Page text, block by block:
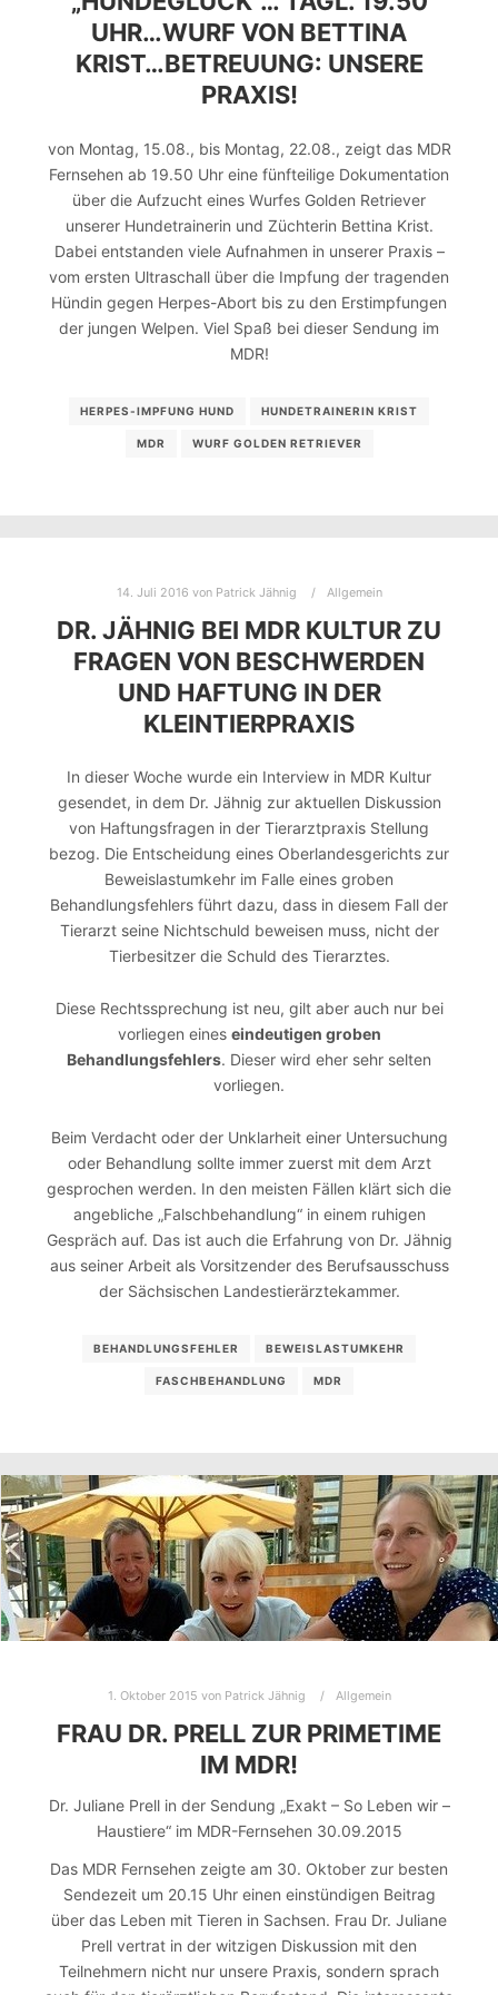
UHR…WURF VON BETTINA
KRIST…BETREUUNG: UNSERE
PRAXIS!
von Montag, 15.08., bis Montag, 22.08., zeigt das MDR
Fernsehen ab 19.50 Uhr eine fünfteilige Dokumentation
über die Aufzucht eines Wurfes Golden Retriever
unserer Hundetrainerin und Züchterin Bettina Krist.
Dabei entstanden viele Aufnahmen in unserer Praxis –
vom ersten Ultraschall über die Impfung der tragenden
Hündin gegen Herpes-Abort bis zu den Erstimpfungen
der jungen Welpen. Viel Spaß bei dieser Sendung im
MDR!
HERPES-IMPFUNG HUND HUNDETRAINERIN KRIST
MDR WURF GOLDEN RETRIEVER
14. Juli 2016 von Patrick Jähnig Allgemein
DR. JÄHNIG BEI MDR KULTUR ZU
FRAGEN VON BESCHWERDEN
UND HAFTUNG IN DER
KLEINTIERPRAXIS
In dieser Woche wurde ein Interview in MDR Kultur
gesendet, in dem Dr. Jähnig zur aktuellen Diskussion
von Haftungsfragen in der Tierarztpraxis Stellung
bezog. Die Entscheidung eines Oberlandesgerichts zur
Beweislastumkehr im Falle eines groben
Behandlungsfehlers führt dazu, dass in diesem Fall der
Tierarzt seine Nichtschuld beweisen muss, nicht der
Tierbesitzer die Schuld des Tierarztes.
Diese Rechtssprechung ist neu, gilt aber auch nur bei
vorliegen eines eindeutigen groben
Behandlungsfehlers. Dieser wird eher sehr selten
vorliegen.
Beim Verdacht oder der Unklarheit einer Untersuchung
oder Behandlung sollte immer zuerst mit dem Arzt
gesprochen werden. In den meisten Fällen klärt sich die
angebliche „Falschbehandlung“ in einem ruhigen
Gespräch auf. Das ist auch die Erfahrung von Dr. Jähnig
aus seiner Arbeit als Vorsitzender des Berufsausschuss
der Sächsischen Landestierärztekammer.
BEHANDLUNGSFEHLER BEWEISLASTUMKEHR
FASCHBEHANDLUNG MDR
1. Oktober 2015 von Patrick Jähnig Allgemein
FRAU DR. PRELL ZUR PRIMETIME
IM MDR!
Dr. Juliane Prell in der Sendung „Exakt – So Leben wir –
Haustiere“ im MDR-Fernsehen 30.09.2015
Das MDR Fernsehen zeigte am 30. Oktober zur besten
Sendezeit um 20.15 Uhr einen einstündigen Beitrag
über das Leben mit Tieren in Sachsen. Frau Dr. Juliane
Prell vertrat in der witzigen Diskussion mit den
Teilnehmern nicht nur unsere Praxis, sondern sprach